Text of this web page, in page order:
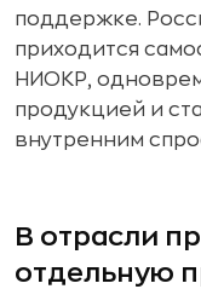
поддержке.
приходится
НИОКР,
продукцией и
внутренним
В отрасли
отдельную